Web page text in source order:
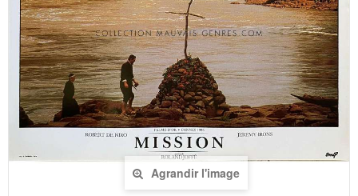
Agrandir l'image